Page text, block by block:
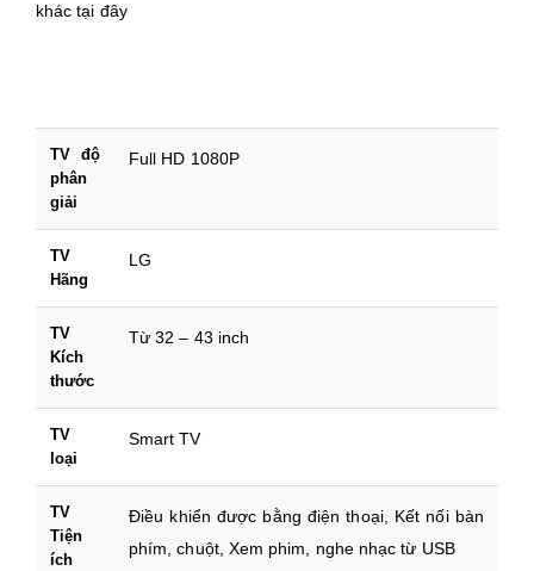
khác tại đây
TV độ
phân
giải
Full HD 1080P
TV
Hãng
LG
TV
Kích
thước
Từ 32 – 43 inch
TV
loại
Smart TV
TV
Tiện
ích
Điều khiển được bằng điện thoại, Kết nối bàn
phím, chuột, Xem phim, nghe nhạc từ USB